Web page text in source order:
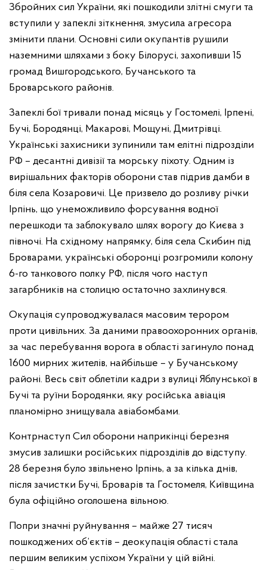
Збройних сил України, які пошкодили злітні смуги та
вступили у запеклі зіткнення, змусила агресора
змінити плани. Основні сили окупантів рушили
наземними шляхами з боку Білорусі, захопивши 15
громад Вишгородського, Бучанського та
Броварського районів.
Запеклі бої тривали понад місяць у Гостомелі, Ірпені,
Бучі, Бородянці, Макарові, Мощуні, Дмитрівці.
Українські захисники зупинили там елітні підрозділи
РФ – десантні дивізії та морську піхоту. Одним із
вирішальних факторів оборони став підрив дамби в
біля села Козаровичі. Це призвело до розливу річки
Ірпінь, що унеможливило форсування водної
перешкоди та заблокувало шлях ворогу до Києва з
півночі. На східному напрямку, біля села Скибин під
Броварами, українські оборонці розгромили колону
6-го танкового полку РФ, після чого наступ
загарбників на столицю остаточно захлинувся.
Окупація супроводжувалася масовим терором
проти цивільних. За даними правоохоронних органів,
за час перебування ворога в області загинуло понад
1600 мирних жителів, найбільше – у Бучанському
районі. Весь світ облетіли кадри з вулиці Яблунської в
Бучі та руїни Бородянки, яку російська авіація
планомірно знищувала авіабомбами.
Контрнаступ Сил оборони наприкінці березня
змусив залишки російських підрозділів до відступу.
28 березня було звільнено Ірпінь, а за кілька днів,
після зачистки Бучі, Броварів та Гостомеля, Київщина
була офіційно оголошена вільною.
Попри значні руйнування – майже 27 тисяч
пошкоджених об’єктів – деокупація області стала
першим великим успіхом України у цій війні.